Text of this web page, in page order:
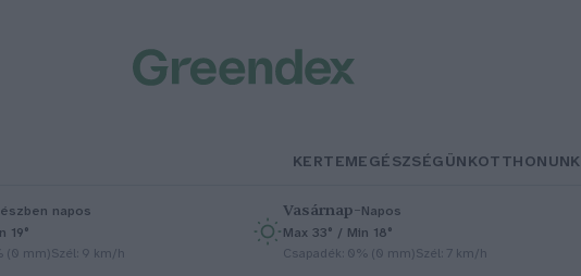
KERTEMEGÉSZSÉGÜNKOTTHONUNK
napos
19°
(0 mm)Szél: 9 km/h
Vasárnap–Napos
Max 33° / Min 18°
Csapadék: 0% (0 mm)Szél: 7 km/h